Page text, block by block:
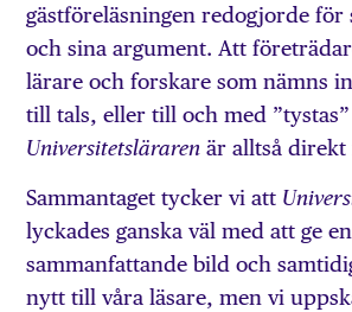
gästföreläsningen redogjorde
och sina argument. Att
lärare och forskare som nämns
till tals, eller till och med
Universitetsläraren är alltså direkt
Sammantaget tycker vi att
lyckades ganska väl med att ge en
sammanfattande bild och
nytt till våra läsare, men vi